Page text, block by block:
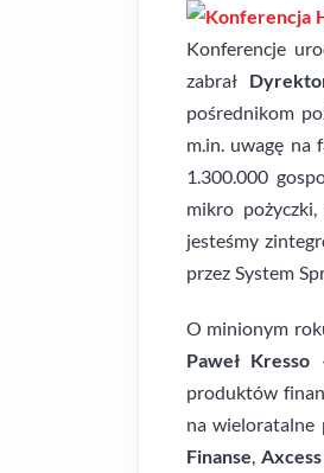
Konferencje
zabrał
pośrednikom
m.in. uwagę na
1.300.000
mikro
jesteśmy
przez System
O minionym
Paweł
produktów
na wieloratalne
Finanse,